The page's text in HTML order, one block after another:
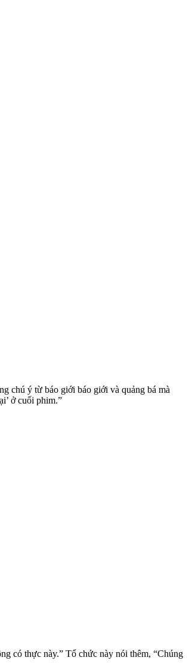
chú ý từ báo giới báo giới và quảng bá mà
ở cuối phim.”
có thực này.” Tổ chức này nói thêm, “Chúng